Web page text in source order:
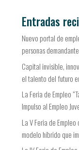
Entradas
Nuevo portal de
personas
Capital invisible,
el talento del futuro
La Feria de Empleo
Impulso al Empleo
La V Feria de
modelo híbrido que